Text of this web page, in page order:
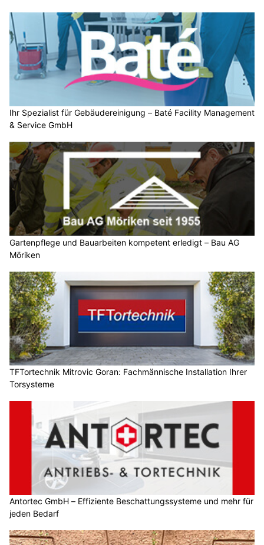
Ihr Spezialist für Gebäudereinigung – Baté Facility Management
& Service GmbH
Gartenpflege und Bauarbeiten kompetent erledigt – Bau AG
Möriken
TFTortechnik Mitrovic Goran: Fachmännische Installation Ihrer
Torsysteme
Antortec GmbH – Effiziente Beschattungssysteme und mehr für
jeden Bedarf